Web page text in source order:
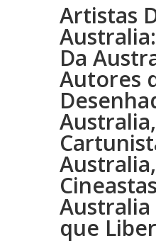
Artistas
Da
Autores
Australia,
Australia,
que